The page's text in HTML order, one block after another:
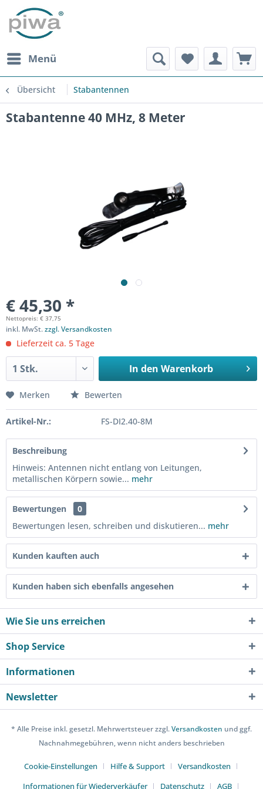
Menü
Übersicht Stabantennen
Stabantenne 40 MHz, 8 Meter
€ 45,30 *
Nettopreis: € 37,75
inkl. MwSt.zzgl. Versandkosten
Lieferzeit ca. 5 Tage
In den Warenkorb
Merken Bewerten
Artikel-Nr.: FS-DI2.40-8M
Beschreibung
Hinweis: Antennen nicht entlang von Leitungen,
metallischen Körpern sowie... mehr
Bewertungen
0
Bewertungen lesen, schreiben und diskutieren... mehr
Kunden kauften auch
Kunden haben sich ebenfalls angesehen
Wie Sie uns erreichen
Shop Service
Informationen
Newsletter
* Alle Preise inkl. gesetzl. Mehrwertsteuer zzgl.Versandkosten und ggf.
Nachnahmegebühren, wenn nicht anders beschrieben
Cookie-Einstellungen Hilfe & Support
Versandkosten
Informationen für Wiederverkäufer
Datenschutz AGB